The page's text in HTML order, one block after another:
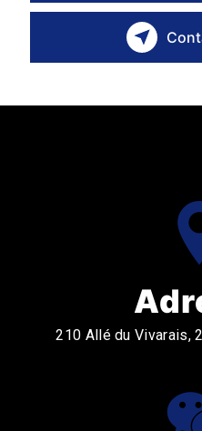
210 Allé du Vivarais,